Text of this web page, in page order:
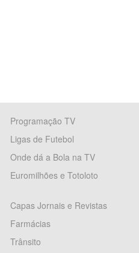
Programação TV
Ligas de Futebol
Onde dá a Bola na TV
Euromilhões e Totoloto
Capas Jornais e Revistas
Farmácias
Trânsito